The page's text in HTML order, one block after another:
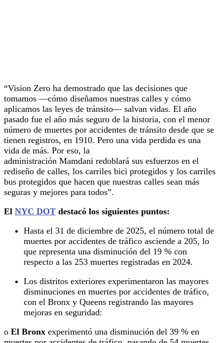
“Vision Zero ha demostrado que las decisiones que
tomamos —cómo diseñamos nuestras calles y cómo
aplicamos las leyes de tránsito— salvan vidas. El año
pasado fue el año más seguro de la historia, con el menor
número de muertes por accidentes de tránsito desde que se
tienen registros, en 1910. Pero una vida perdida es una
vida de más. Por eso, la
administración Mamdani redoblará sus esfuerzos en el
rediseño de calles, los carriles bici protegidos y los carriles
bus protegidos que hacen que nuestras calles sean más
seguras y mejores para todos”.
El NYC DOT destacó los siguientes puntos:
Hasta el 31 de diciembre de 2025, el número total de
muertes por accidentes de tráfico asciende a 205, lo
que representa una disminución del 19 % con
respecto a las 253 muertes registradas en 2024.
Los distritos exteriores experimentaron las mayores
disminuciones en muertes por accidentes de tráfico,
con el Bronx y Queens registrando las mayores
mejoras en seguridad:
o El Bronx experimentó una disminución del 39 % en